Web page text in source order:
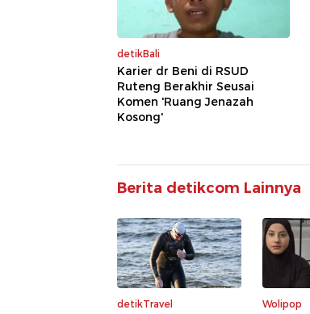
detikBali
Karier dr Beni di RSUD
Ruteng Berakhir Seusai
Komen 'Ruang Jenazah
Kosong'
Berita detikcom Lainnya
detikTravel Wolipop